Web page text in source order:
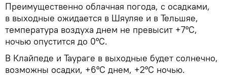
Преимущественно облачная погода, с осадками,
в выходные ожидается в Шяуляе и в Тельшяе,
температура воздуха днем не превысит +7°С,
ночью опустится до 0°С.
В Клайпеде и Таураге в выходные будет солнечно,
возможны осадки, +6°С днем, +2°С ночью.